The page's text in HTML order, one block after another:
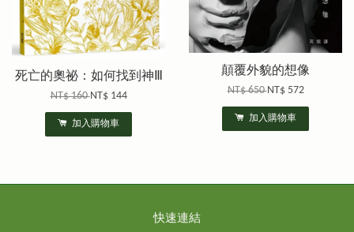
死亡的奧祕：如何找到神Ⅲ
NT$ 160NT$ 144
加入購物車
顛覆外貌的想像
NT$ 650NT$ 572
加入購物車
快速連結